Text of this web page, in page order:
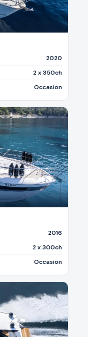
2020
2 x 350ch
Occasion
2016
2 x 300ch
Occasion